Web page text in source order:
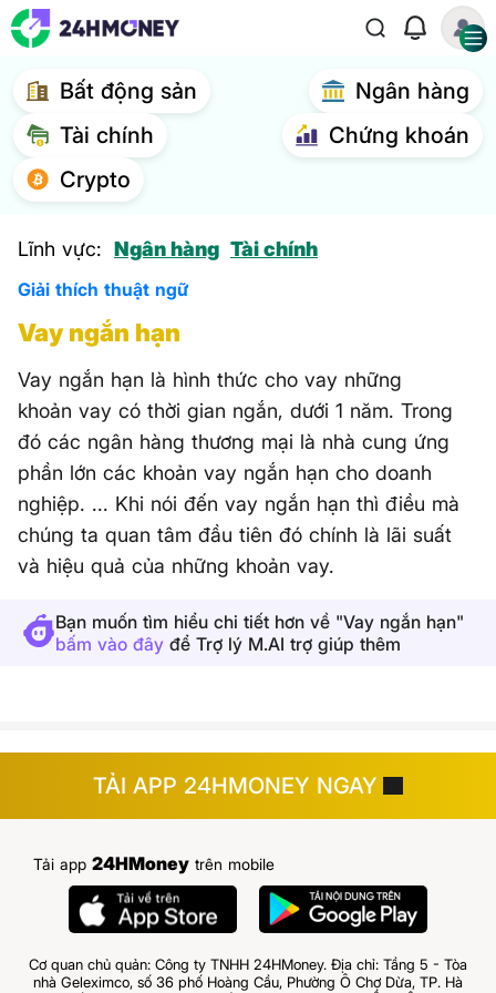
Bất động sản
Ngân hàng
Tài chính
Chứng khoán
Crypto
Lĩnh vực: Ngân hàng Tài chính
Giải thích thuật ngữ
Vay ngắn hạn
Vay ngắn hạn là hình thức cho vay những
khoản vay có thời gian ngắn, dưới 1 năm. Trong
đó các ngân hàng thương mại là nhà cung ứng
phần lớn các khoản vay ngắn hạn cho doanh
nghiệp. ... Khi nói đến vay ngắn hạn thì điều mà
chúng ta quan tâm đầu tiên đó chính là lãi suất
và hiệu quả của những khoản vay.
Bạn muốn tìm hiểu chi tiết hơn về "Vay ngắn hạn"
bấm vào đây để Trợ lý M.AI trợ giúp thêm
TẢI APP 24HMONEY NGAY
Tải app 24HMoney trên mobile
Cơ quan chủ quản: Công ty TNHH 24HMoney. Địa chỉ: Tầng 5 - Tòa
nhà Geleximco, số 36 phố Hoàng Cầu, Phường Ô Chợ Dừa, TP. Hà